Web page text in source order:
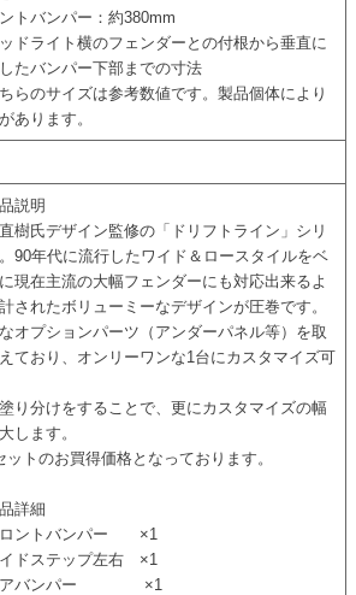
トバンパー：約380mm
ドライト横のフェンダーとの付根から垂直に
たバンパー下部までの寸法
らのサイズは参考数値です。製品個体により
あります。
説明
樹氏デザイン監修の「ドリフトライン」シリ
90年代に流行したワイド＆ロースタイルをベ
現在主流の大幅フェンダーにも対応出来るよ
されたボリューミーなデザインが圧巻です。
オプションパーツ（アンダーパネル等）を取
ており、オンリーワンな1台にカスタマイズ可
り分けをすることで、更にカスタマイズの幅
します。
ットのお買得価格となっております。
詳細
ロントバンパー ×1
イドステップ左右 ×1
アバンパー ×1